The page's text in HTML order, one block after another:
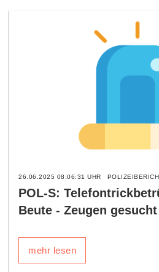
26.06.2025 08:06:31 UHR
POL-S:
Beute - Zeugen gesucht
mehr lesen